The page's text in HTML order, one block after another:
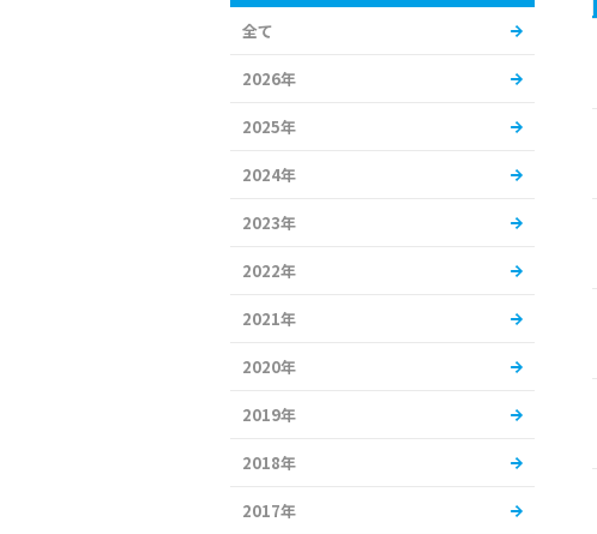
全て
2026年
2025年
2024年
2023年
2022年
2021年
2020年
2019年
2018年
2017年